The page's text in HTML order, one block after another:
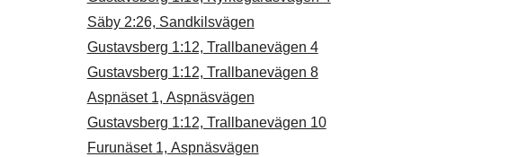
Säby 2:26, Sandkilsvägen
Gustavsberg 1:12, Trallbanevägen 4
Gustavsberg 1:12, Trallbanevägen 8
Aspnäset 1, Aspnäsvägen
Gustavsberg 1:12, Trallbanevägen 10
Furunäset 1, Aspnäsvägen